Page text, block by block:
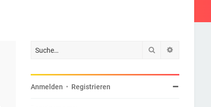
Suche
Anmelden • Registrieren